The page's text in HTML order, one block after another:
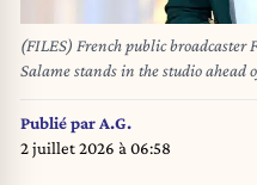
(FILES) French public broadcaster
Salame stands in the studio ahead
French TV channel France 2, in
succeed Anne-Sophie Lapix at
announced on June 19, 2025 her
Publié par A.G.
2 juillet 2026 à 06:58